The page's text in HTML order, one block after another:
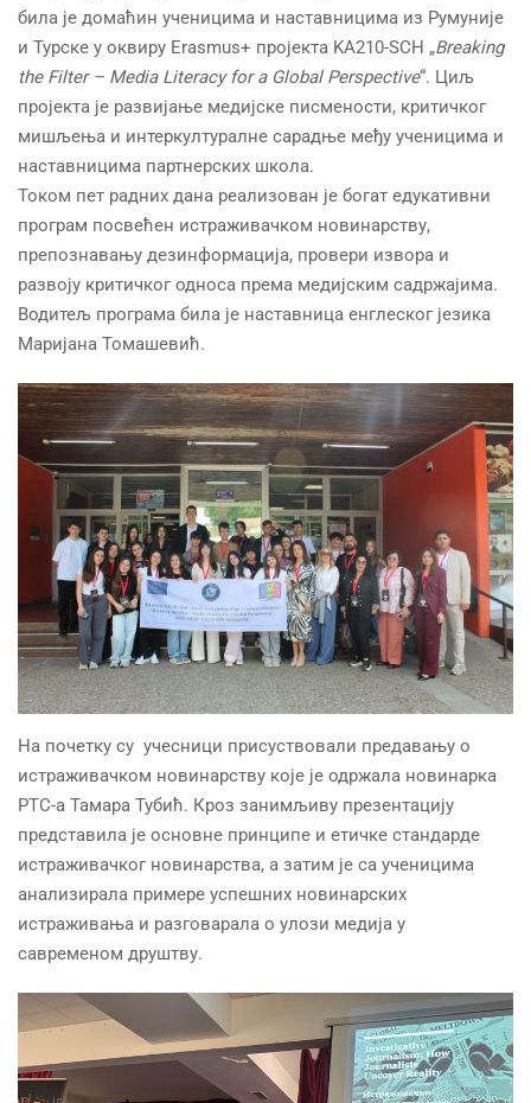
била је домаћин ученицима и наставницима из Румуније
и Турске у оквиру Erasmus+ пројекта KA210-SCH „Breaking
the Filter – Media Literacy for a Global Perspective“. Циљ
пројекта је развијање медијске писмености, критичког
мишљења и интеркултуралне сарадње међу ученицима и
наставницима партнерских школа.
Током пет радних дана реализован је богат едукативни
програм посвећен истраживачком новинарству,
препознавању дезинформација, провери извора и
развоју критичког односа према медијским садржајима.
Водитељ програма била је наставница енглеског језика
Маријана Томашевић.
На почетку су учесници присуствовали предавању о
истраживачком новинарству које је одржала новинарка
РТС-а Тамара Тубић. Кроз занимљиву презентацију
представила је основне принципе и етичке стандарде
истраживачког новинарства, а затим је са ученицима
анализирала примере успешних новинарских
истраживања и разговарала о улози медија у
савременом друштву.